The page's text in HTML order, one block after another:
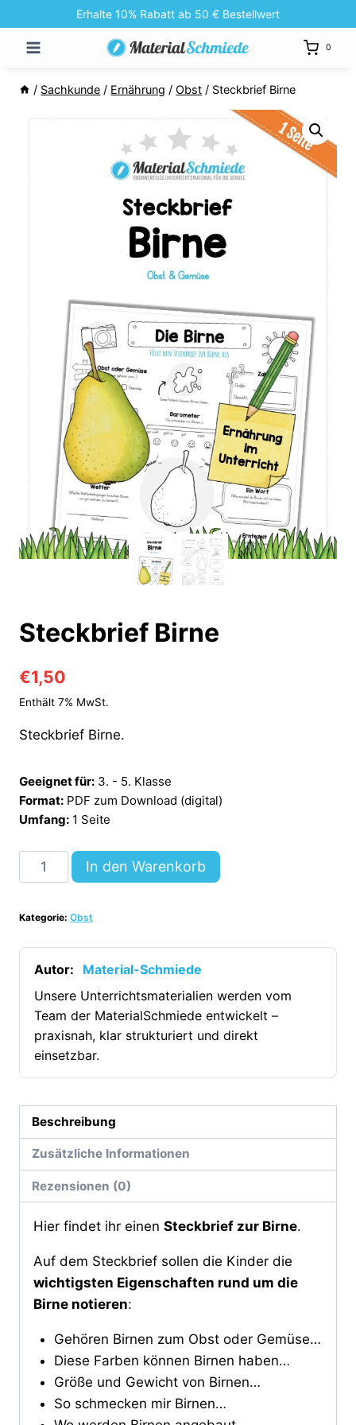
Inhalt
springen
Erhalte 10% Rabatt ab 50 € Bestellwert
0
/ Sachkunde / Ernährung / Obst / Steckbrief Birne
Steckbrief Birne
€1,50
Enthält 7% MwSt.
Steckbrief Birne.
Geeignet für: 3. - 5. Klasse
Format: PDF zum Download (digital)
Umfang: 1 Seite
Steckbrief
Birne
Menge
In den Warenkorb
Kategorie: Obst
Autor:
Material-Schmiede
Unsere Unterrichtsmaterialien werden vom
Team der MaterialSchmiede entwickelt –
praxisnah, klar strukturiert und direkt
einsetzbar.
Beschreibung
Zusätzliche Informationen
Rezensionen (0)
Hier findet ihr einen Steckbrief zur Birne.
Auf dem Steckbrief sollen die Kinder die
wichtigsten Eigenschaften rund um die
Birne notieren:
Gehören Birnen zum Obst oder Gemüse…
Diese Farben können Birnen haben…
Größe und Gewicht von Birnen…
So schmecken mir Birnen…